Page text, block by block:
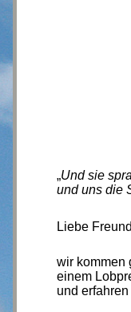
„Und sie
und uns die
Liebe
wir kommen
einem
und